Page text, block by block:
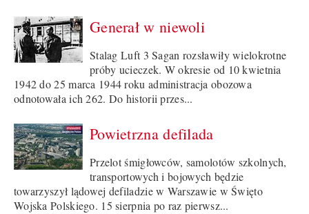
Generał w niewoli
Stalag Luft 3 Sagan rozsławiły wielokrotne
próby ucieczek. W okresie od 10 kwietnia
1942 do 25 marca 1944 roku administracja obozowa
odnotowała ich 262. Do historii przes...
Powietrzna defilada
Przelot śmigłowców, samolotów szkolnych,
transportowych i bojowych będzie
towarzyszył lądowej defiladzie w Warszawie w Święto
Wojska Polskiego. 15 sierpnia po raz pierwsz...